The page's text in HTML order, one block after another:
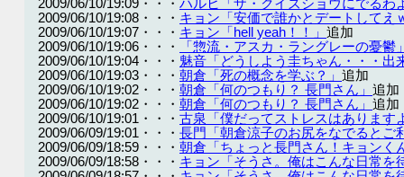
2009/06/10/19:08・・・ キョン「安価で誰かとデートしてえ
2009/06/10/19:07・・・ キョン「hell yeah！！」 追加
2009/06/10/19:06・・・
「惣流・アスカ・ラングレーの憂鬱」
2009/06/10/19:04・・・ 魅音「どうしよう圭ちゃん・・・出
2009/06/10/19:03・・・ 朝倉「死の概念を学ぶ？」 追加
2009/06/10/19:02・・・ 朝倉「何のつもり？ 長門さん」 追加
2009/06/10/19:02・・・ 朝倉「何のつもり？ 長門さん」 追加
2009/06/10/19:01・・・ 古泉「僕だってストレスはあります
2009/06/09/19:01・・・ 長門「朝倉涼子のお尻をなでるとご
2009/06/09/18:59・・・ 朝倉「ちょっと長門さん！キョンく
2009/06/09/18:58・・・ キョン「そうさ。俺はこんな日常を